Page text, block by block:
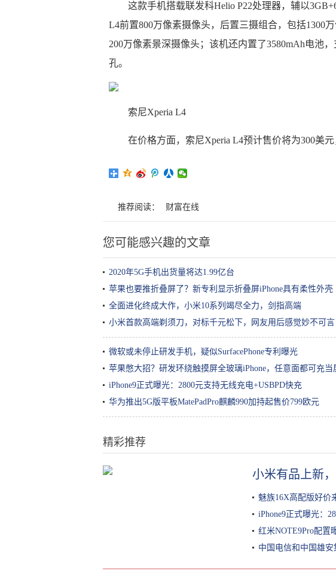
这款手机搭载联发科Helio P22处理器，辅以
L4前置800万像素摄像头，后置三摄组合，包括1300
200万像素景深摄像头；该机还内置了3580mAh电池
孔。
索尼Xperia L4
在价格方面，索尼Xperia L4预计售价将为300美元
推荐阅读： 财富在线
您可能感兴趣的文章
2020年5G手机出货量将达1.99亿台
苹果也要推折叠屏了？新专利显示折叠屏iPhone具有柔性外壳
全面进化终成大作，小米10系列竭尽全力，剑指高端
小米首款高端剃须刀，对标千元松下，网友用后感觉妙不可言
微软或未停止研发手机，疑似SurfacePhone专利曝光
苹果憋大招？研发环绕触摸屏全玻璃iPhone，任意面都可充当
iPhone9正式曝光：2800元支持无线充电+USBPD快充
华为推出5G版平板MatePadPro麒麟990加持起售价799欧元
精彩推荐
小米小爱触屏音箱Pro 8外观曝光：
小米有品上新
魅族16X高配版好价
iPhone9正式曝光：
红米NOTE9Pro配置
中国电信和中国雄安